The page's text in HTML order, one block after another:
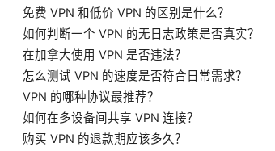
免费 VPN 和低价 VPN 的区别是什么？
如何判断一个 VPN 的无日志政策是否真实？
在加拿大使用 VPN 是否违法？
怎么测试 VPN 的速度是否符合日常需求？
VPN 的哪种协议最推荐？
如何在多设备间共享 VPN 连接？
购买 VPN 的退款期应该多久？